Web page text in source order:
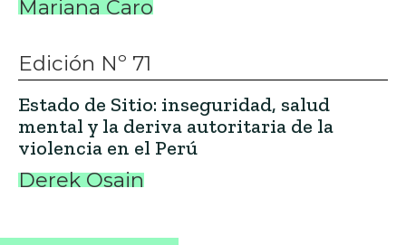
Mariana Caro
Edición Nº 71
Estado de Sitio: inseguridad, salud
mental y la deriva autoritaria de la
violencia en el Perú
Derek Osain